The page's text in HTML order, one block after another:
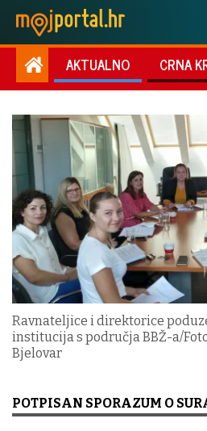
AKTUALNO CRNA
Ravnateljice i direktorice
institucija s područja BBŽ-a/
Bjelovar
POTPISAN SPORAZUM O